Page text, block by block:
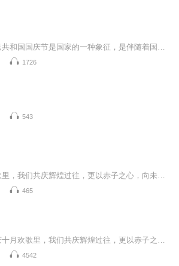
1726
543
465
4542